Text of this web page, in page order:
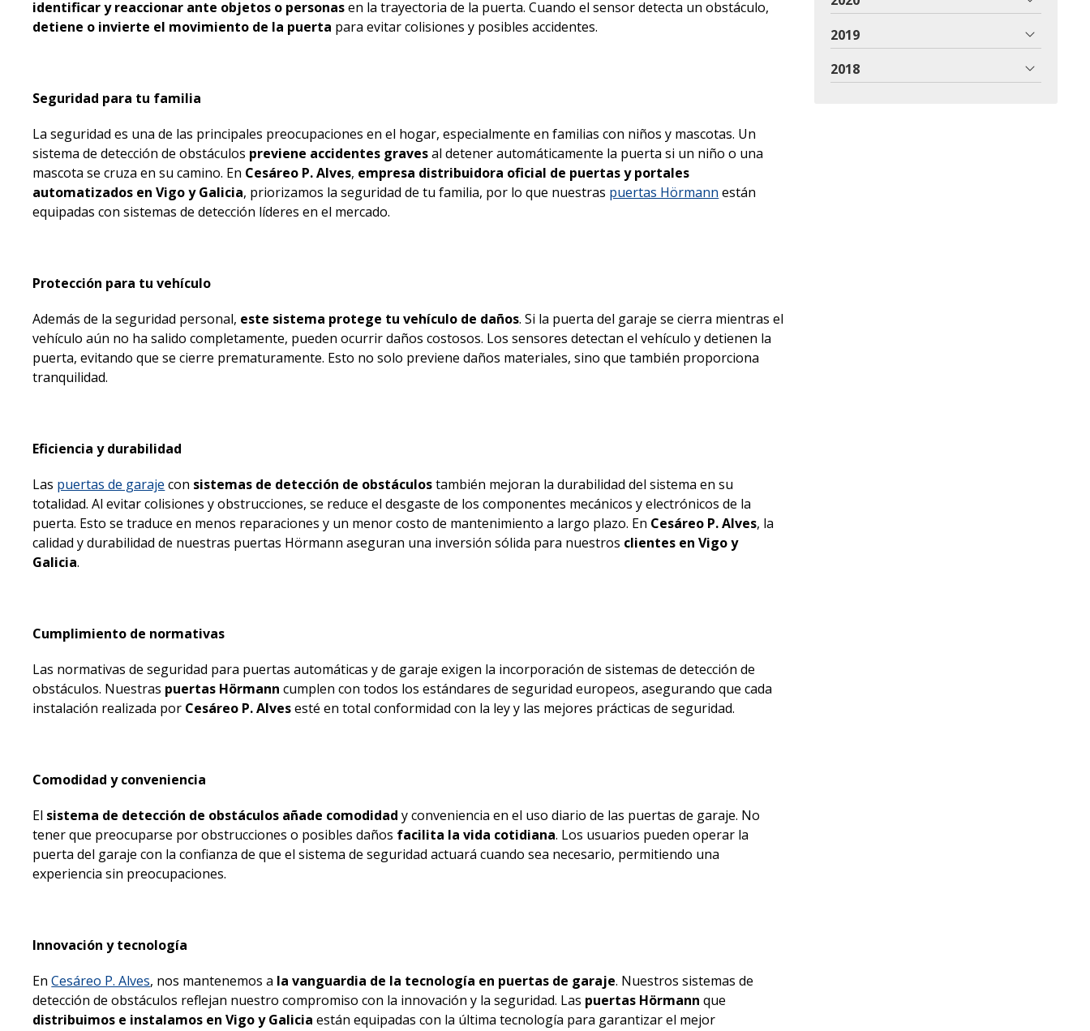
identificar y reaccionar ante objetos o personasen la trayectoria de la puerta. Cuando el sensor detecta un obstáculo,
detiene o invierte el movimiento de la puerta para evitar colisiones y posibles accidentes.
Seguridad para tu familia
La seguridad es una de las principales preocupaciones en el hogar, especialmente en familias con niños y mascotas. Un
sistema de detección de obstáculos previene accidentes gravesal detener automáticamente la puerta si un niño o una
mascota se cruza en su camino. En Cesáreo P. Alves, empresa distribuidora oficial de puertas y portales
automatizados en Vigo y Galicia, priorizamos la seguridad de tu familia, por lo que nuestras puertas Hörmann están
equipadas con sistemas de detección líderes en el mercado.
Protección para tu vehículo
Además de la seguridad personal, este sistema protege tu vehículo de daños. Si la puerta del garaje se cierra mientras el
vehículo aún no ha salido completamente, pueden ocurrir daños costosos. Los sensores detectan el vehículo y detienen la
puerta, evitando que se cierre prematuramente. Esto no solo previene daños materiales, sino que también proporciona
tranquilidad.
Eficiencia y durabilidad
Las puertas de garaje con sistemas de detección de obstáculostambién mejoran la durabilidad del sistema en su
totalidad. Al evitar colisiones y obstrucciones, se reduce el desgaste de los componentes mecánicos y electrónicos de la
puerta. Esto se traduce en menos reparaciones y un menor costo de mantenimiento a largo plazo. En Cesáreo P. Alves, la
calidad y durabilidad de nuestras puertas Hörmann aseguran una inversión sólida para nuestros clientes en Vigo y
Galicia.
Cumplimiento de normativas
Las normativas de seguridad para puertas automáticas y de garaje exigen la incorporación de sistemas de detección de
obstáculos. Nuestras puertas Hörmann cumplen con todos los estándares de seguridad europeos, asegurando que cada
instalación realizada por Cesáreo P. Alvesesté en total conformidad con la ley y las mejores prácticas de seguridad.
Comodidad y conveniencia
El sistema de detección de obstáculos añade comodidad y conveniencia en el uso diario de las puertas de garaje. No
tener que preocuparse por obstrucciones o posibles daños facilita la vida cotidiana. Los usuarios pueden operar la
puerta del garaje con la confianza de que el sistema de seguridad actuará cuando sea necesario, permitiendo una
experiencia sin preocupaciones.
Innovación y tecnología
EnCesáreo P. Alves, nos mantenemos a la vanguardia de la tecnología en puertas de garaje. Nuestros sistemas de
detección de obstáculos reflejan nuestro compromiso con la innovación y la seguridad. Las puertas Hörmann que
distribuimos e instalamos en Vigo y Galicia están equipadas con la última tecnología para garantizar el mejor
2019
2018